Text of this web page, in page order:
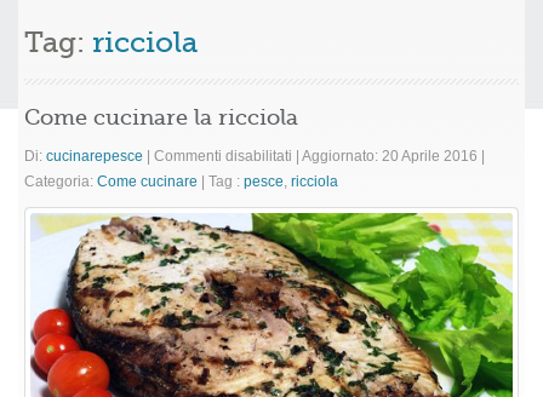
Tag: ricciola
Come cucinare la ricciola
Di: cucinarepesce Commenti disabilitati su
Come
cucinare
la
ricciola
Aggiornato: 20 Aprile 2016
Categoria: Come cucinare Tag : pesce, ricciola